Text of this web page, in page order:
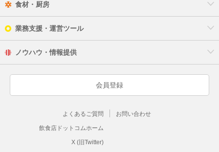
食材・厨房
業務支援・運営ツール
ノウハウ・情報提供
会員登録
よくあるご質問 お問い合わせ
飲食店ドットコムホーム
X (旧Twitter)